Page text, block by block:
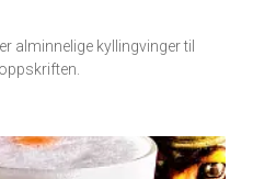
alminnelige kyllingvinger til